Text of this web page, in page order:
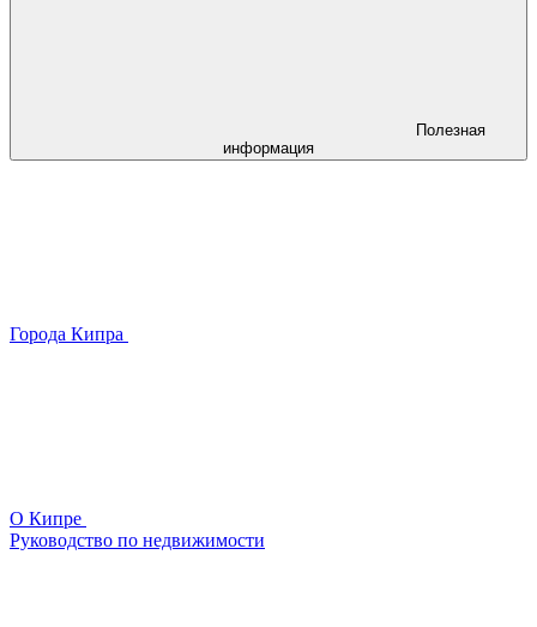
Полезная
информация
Города Кипра
О Кипре
Руководство по недвижимости